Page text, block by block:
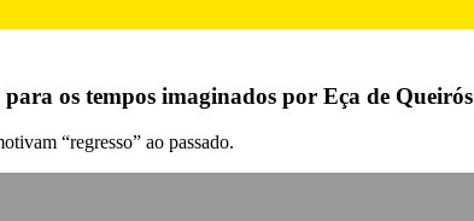
os tempos imaginados por Eça de Queirós
“regresso” ao passado.